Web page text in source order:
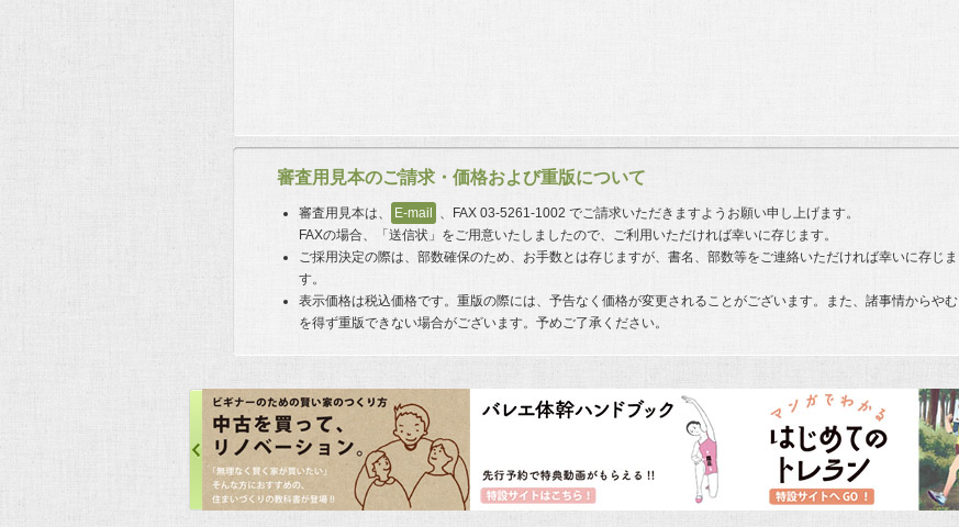
審査用見本のご請求・価格および重版について
審査用見本は、 E-mail
、FAX 03-5261-1002 でご請求いただきますようお願い申し上げます。
FAXの場合、「送信状」をご用意いたしましたので、ご利用いただければ幸いに存じます。
ご採用決定の際は、部数確保のため、お手数とは存じますが、書名、部数等をご連絡いただければ幸いに存じま
す。
表示価格は税込価格です。重版の際には、予告なく価格が変更されることがございます。また、諸事情からやむ
を得ず重版できない場合がございます。予めご了承ください。